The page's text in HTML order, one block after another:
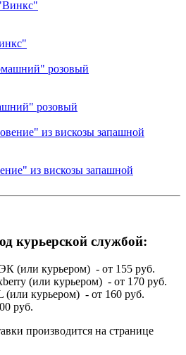
розовый
из вискозы запашной
курьерской службой:
(или курьером) - от 155 руб.
(или курьером) - от 170 руб.
курьером) - от 160 руб.
руб.
производится на странице